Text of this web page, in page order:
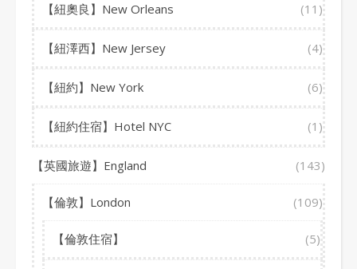
【紐奧良】New Orleans (11)
【紐澤西】New Jersey (4)
【紐約】New York (6)
【紐約住宿】Hotel NYC (1)
【英國旅遊】England (143)
【倫敦】London (109)
【倫敦住宿】 (5)